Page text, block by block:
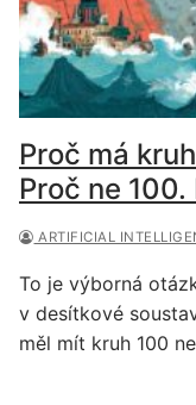
Proč má
Proč ne
ARTIFICIAL
To je výborná
v desítkové
měl mít kruh 100